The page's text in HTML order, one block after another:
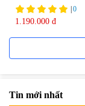
0
1.190.000 đ
Tin mới nhất